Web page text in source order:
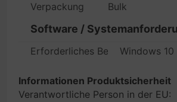
Verpackung Bulk
Software /
Erforderliches Betriebssystem
Windows 10
Informationen Produktsicherheit
Verantwortliche Person in der EU: